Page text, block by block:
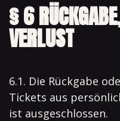
§ 6
VERLUST
6.1. Die Rückgabe
Tickets aus
ist ausgeschlossen.